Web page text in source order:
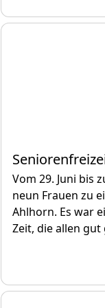
Vom 29. Juni bis
neun Frauen zu
Ahlhorn. Es war
Zeit, die allen gut